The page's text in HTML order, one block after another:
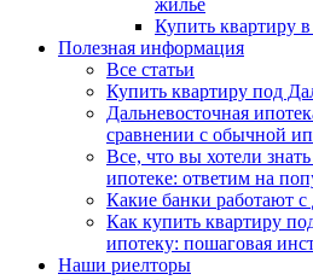
жилье
Купить квартиру
Полезная информация
Все статьи
Купить квартиру под
Дальневосточная
сравнении с обычной
Все, что вы хотели
ипотеке: ответим на
Какие банки работают
Как купить квартиру
ипотеку: пошаговая
Наши риелторы